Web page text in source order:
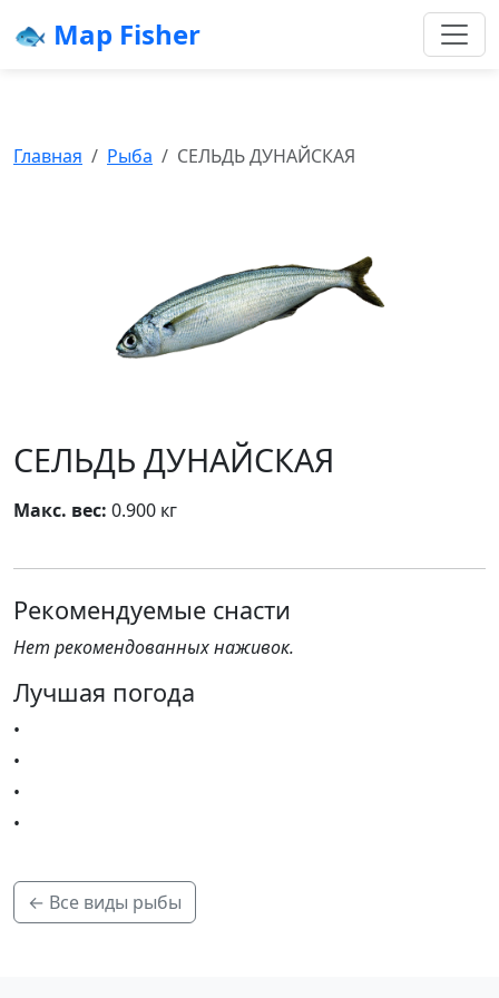
🐟 Map Fisher
Главная Рыба СЕЛЬДЬ ДУНАЙСКАЯ
СЕЛЬДЬ ДУНАЙСКАЯ
Макс. вес: 0.900 кг
Рекомендуемые снасти
Нет рекомендованных наживок.
Лучшая погода
•
•
•
•
← Все виды рыбы